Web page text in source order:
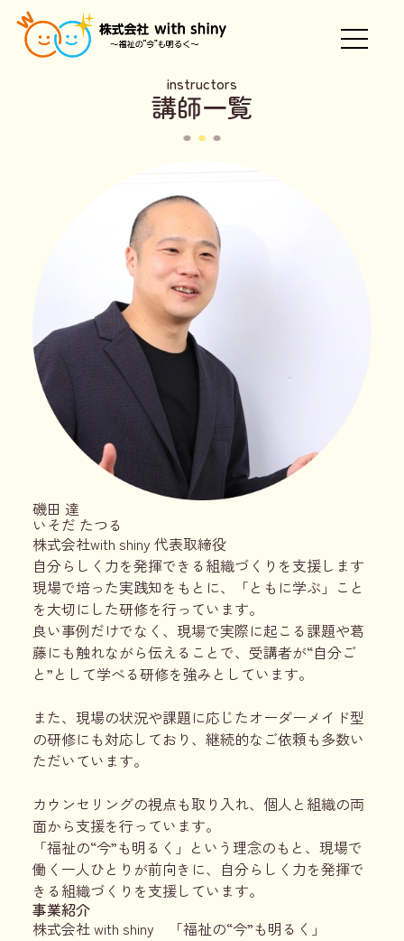
instructors
講師一覧
磯田 達
いそだ たつる
株式会社with shiny 代表取締役
自分らしく力を発揮できる組織づくりを支援します
現場で培った実践知をもとに、「ともに学ぶ」こと
を大切にした研修を行っています。
良い事例だけでなく、現場で実際に起こる課題や葛
藤にも触れながら伝えることで、受講者が“自分ご
と”として学べる研修を強みとしています。
また、現場の状況や課題に応じたオーダーメイド型
の研修にも対応しており、継続的なご依頼も多数い
ただいています。
カウンセリングの視点も取り入れ、個人と組織の両
面から支援を行っています。
「福祉の“今”も明るく」という理念のもと、現場で
働く一人ひとりが前向きに、自分らしく力を発揮で
きる組織づくりを支援しています。
事業紹介
株式会社 with shiny 「福祉の“今”も明るく」